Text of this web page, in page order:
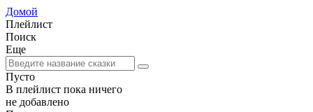
Домой
Плейлист
Поиск
Еще
Пусто
В плейлист пока ничего
не добавлено